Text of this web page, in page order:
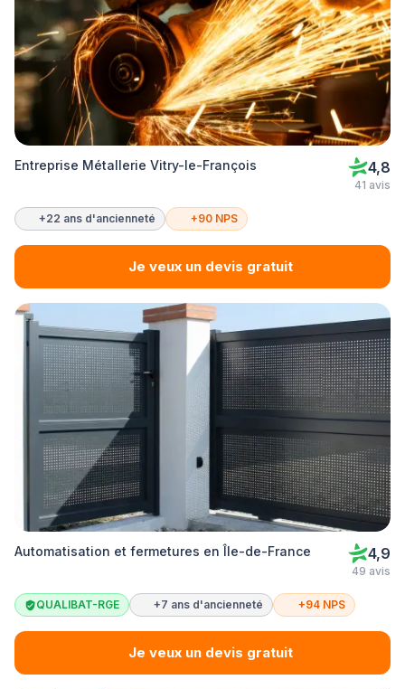
Entreprise Métallerie Vitry-le-François 4,8
41 avis
+22 ans d'ancienneté +90 NPS
Je veux un devis gratuit
Automatisation et fermetures en Île-de-France 4,9
49 avis
QUALIBAT-RGE +7 ans d'ancienneté +94 NPS
Je veux un devis gratuit